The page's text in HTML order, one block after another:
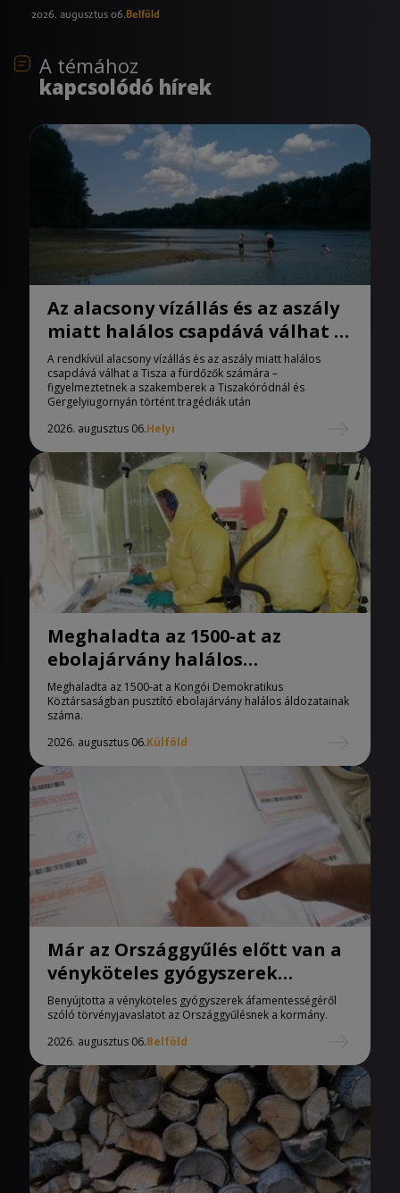
2026. augusztus 06.Belföld
A témához
kapcsolódó hírek
Az alacsony vízállás és az aszály
miatt halálos csapdává válhat a
Tisza
A rendkívül alacsony vízállás és az aszály miatt halálos
csapdává válhat a Tisza a fürdőzők számára –
figyelmeztetnek a szakemberek a Tiszakóródnál és
Gergelyiugornyán történt tragédiák után
2026. augusztus 06.Helyi
Meghaladta az 1500-at az
ebolajárvány halálos
áldozatainak száma
Meghaladta az 1500-at a Kongói Demokratikus
Köztársaságban pusztító ebolajárvány halálos áldozatainak
száma.
2026. augusztus 06.Külföld
Már az Országgyűlés előtt van a
vényköteles gyógyszerek
áfamentességéről szóló
törvényjavaslat
Benyújtotta a vényköteles gyógyszerek áfamentességéről
szóló törvényjavaslatot az Országgyűlésnek a kormány.
2026. augusztus 06.Belföld